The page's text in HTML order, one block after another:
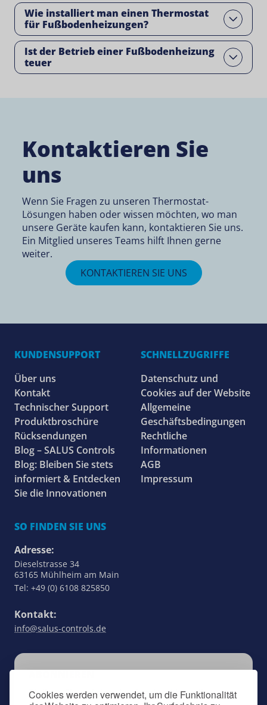
Cookies werden verwendet, um die Funktionalität
Wie installiert man einen Thermostat
für Fußbodenheizungen?
Open
Ist der Betrieb einer Fußbodenheizung
teuer
Open
Kontaktieren Sie
uns
Wenn Sie Fragen zu unseren Thermostat-
Lösungen haben oder wissen möchten, wo man
unsere Geräte kaufen kann, kontaktieren Sie uns.
Ein Mitglied unseres Teams hilft Ihnen gerne
weiter.
KONTAKTIEREN SIE UNS
KUNDENSUPPORT
Über uns
Kontakt
Technischer Support
Produktbroschüre
Rücksendungen
Blog – SALUS Controls
Blog: Bleiben Sie stets
informiert & Entdecken
Sie die Innovationen
SCHNELLZUGRIFFE
Datenschutz und
Cookies auf der Website
Allgemeine
Geschäftsbedingungen
Rechtliche
Informationen
AGB
Impressum
SO FINDEN SIE UNS
Adresse:
Dieselstrasse 34
63165 Mühlheim am Main
Tel: +49 (0) 6108 825850
Kontakt:
info@salus-controls.de
Bleiben Sie auf dem Laufenden über alles, was